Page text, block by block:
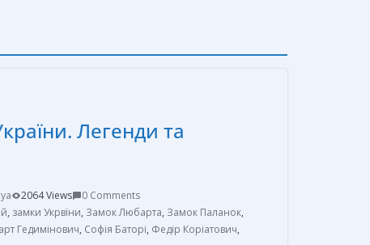
Легенди та
2064 Views
0 Comments
, замки Укрвїни, Замок Любарта, Замок Паланок,
Гедимінович, Софія Баторі, Федір Коріатович,